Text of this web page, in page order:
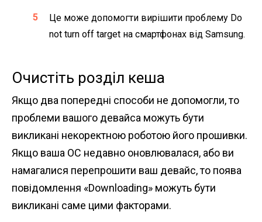
Це може допомогти вирішити проблему Do
not turn off target на смартфонах від Samsung.
Очистіть розділ кеша
Якщо два попередні способи не допомогли, то
проблеми вашого девайса можуть бути
викликані некоректною роботою його прошивки.
Якщо ваша ОС недавно оновлювалася, або ви
намагалися перепрошити ваш девайс, то поява
повідомлення «Downloading» можуть бути
викликані саме цими факторами.